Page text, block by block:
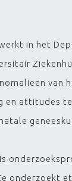
in het
van
en attitudes
is
onderzoekt